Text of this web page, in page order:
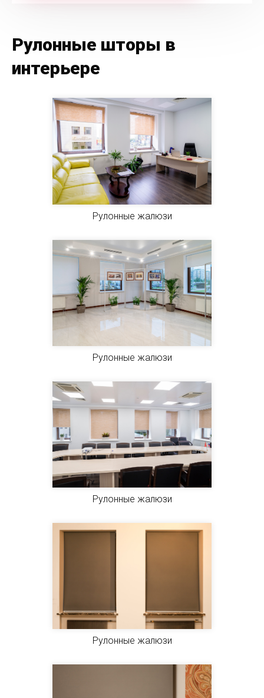
Рулонные шторы в
интерьере
Рулонные жалюзи
Рулонные жалюзи
Рулонные жалюзи
Рулонные жалюзи